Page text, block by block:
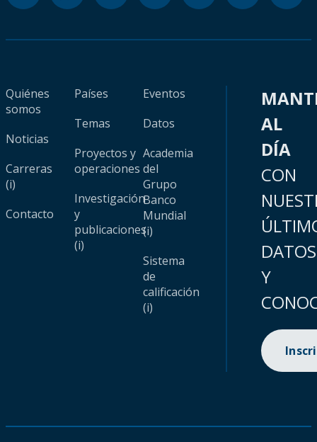
Quiénes
somos
Noticias
Carreras
(i)
Contacto
Países
Temas
Proyectos y
operaciones
Investigación
y
publicaciones
(i)
Eventos
Datos
Academia
del
Grupo
Banco
Mundial
(i)
Sistema
de
calificación
(i)
AL
DÍA
CON
DATOS
Y